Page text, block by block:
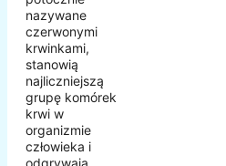
nazywane
czerwonymi
krwinkami,
stanowią
najliczniejszą
grupę komórek
krwi w
organizmie
człowieka i